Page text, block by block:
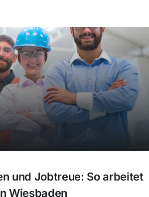
und Jobtreue: So arbeitet
Wiesbaden